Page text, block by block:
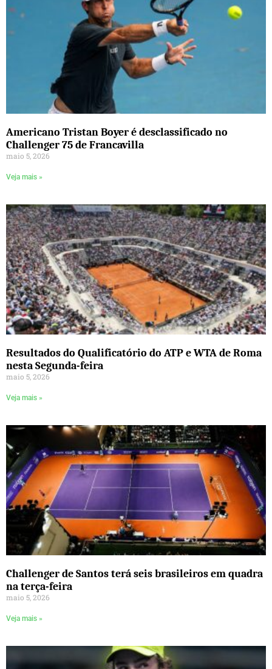
Americano Tristan Boyer é desclassificado no
Challenger 75 de Francavilla
maio 5, 2026
Veja mais »
Resultados do Qualificatório do ATP e WTA de Roma
nesta Segunda-feira
maio 5, 2026
Veja mais »
Challenger de Santos terá seis brasileiros em quadra
na terça-feira
maio 5, 2026
Veja mais »